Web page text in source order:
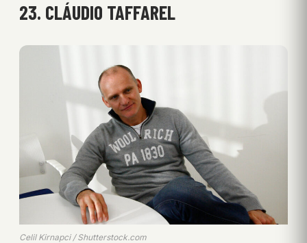
23. CLÁUDIO TAFFAREL
Celil Kirnapci / Shutterstock.com